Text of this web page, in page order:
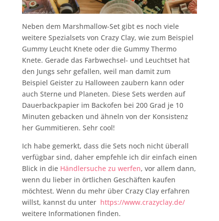
Neben dem Marshmallow-Set gibt es noch viele
weitere Spezialsets von Crazy Clay, wie zum Beispiel
Gummy Leucht Knete oder die Gummy Thermo
Knete. Gerade das Farbwechsel- und Leuchtset hat
den Jungs sehr gefallen, weil man damit zum
Beispiel Geister zu Halloween zaubern kann oder
auch Sterne und Planeten. Diese Sets werden auf
Dauerbackpapier im Backofen bei 200 Grad je 10
Minuten gebacken und ähneln von der Konsistenz
her Gummitieren. Sehr cool!
Ich habe gemerkt, dass die Sets noch nicht überall
verfügbar sind, daher empfehle ich dir einfach einen
Blick in die Händlersuche zu werfen, vor allem dann,
wenn du lieber in örtlichen Geschäften kaufen
möchtest. Wenn du mehr über Crazy Clay erfahren
willst, kannst du unter https://www.crazyclay.de/
weitere Informationen finden.